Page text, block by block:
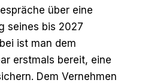
über eine
seines bis 2027
ist man dem
erstmals bereit, eine
. Dem Vernehmen